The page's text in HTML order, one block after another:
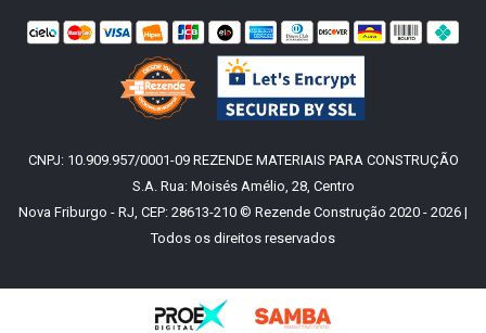
CNPJ: 10.909.957/0001-09 REZENDE MATERIAIS PARA CONSTRUÇÃO
S.A. Rua: Moisés Amélio, 28, Centro
Nova Friburgo - RJ, CEP: 28613-210 © Rezende Construção 2020 - 2026 |
Todos os direitos reservados